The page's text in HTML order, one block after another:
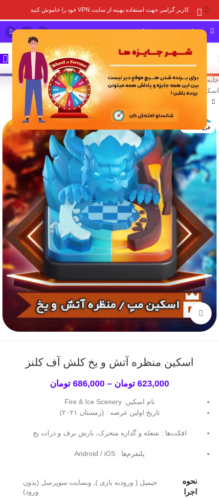
کاربر گرامی جهت استفاده بهینه از سایت VPN خود را خاموش کنید
مشاوره خرید و پشتیبانی سریع
خانه خدمات درون برنامه ای/بازی های سوپر سل/کلش آف کلنز/
اسکین منظره
فروخته شده
برای بزرگنمایی کلیک کنید
اسکین منظره آتش و یخ کلش آف کلنز
623,000 تومان –
686,000 تومان
نام اسکین: Fire & Ice Scenery
تاریخ اولین عرضه : (زمستان ۲۰۲۱)
افکت‌ها : شعله و گدازه متحرک، بارش برف و ذرات یخ
پلتفرم‌ها : Android / iOS
نحوه
اجرا
جیمیل ( ورودبه بازی )
وبسایت سوپرسل (بدون
ورود)